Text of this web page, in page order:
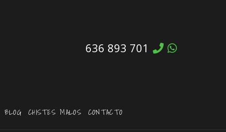
636 893 701
BLOG CHISTES MALOS CONTACTO